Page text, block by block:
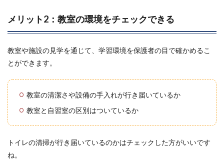
メリット2：教室の環境をチェックできる
教室や施設の見学を通じて、学習環境を保護者の目で確かめるこ
とができます。
教室の清潔さや設備の手入れが行き届いているか
教室と自習室の区別はついているか
トイレの清掃が行き届いているのかはチェックした方がいいです
ね。